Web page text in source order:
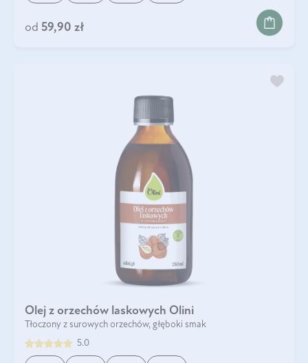
od 59,90 zł
Olej z orzechów laskowych Olini
Tłoczony z surowych orzechów, głęboki smak
5.0